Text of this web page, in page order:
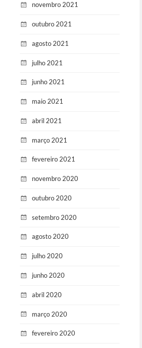
novembro 2021
outubro 2021
agosto 2021
julho 2021
junho 2021
maio 2021
abril 2021
março 2021
fevereiro 2021
novembro 2020
outubro 2020
setembro 2020
agosto 2020
julho 2020
junho 2020
abril 2020
março 2020
fevereiro 2020